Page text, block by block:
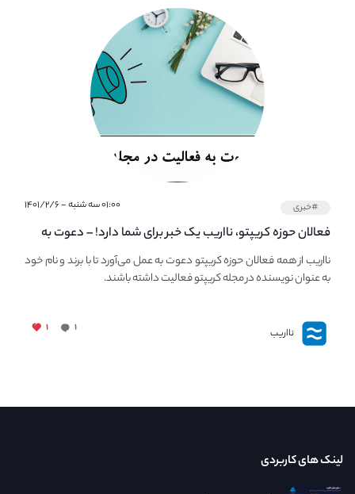
#خبری ۰۱:۰۰ سه شنبه - ۱۴۰۱/۲/۶
فعالان حوزه کریپتو، نااریب یک خبر برای شما دارد! – دعوت به
فعالیت در مجله کریپتو
نااریب از همه فعالان حوزه کریپتو دعوت به عمل می‌آورد تا با برند و نام خود
به عنوان نویسنده در مجله کریپتو فعالیت داشته باشند.
نااریب ۱ ۱
لینک های کاربردی